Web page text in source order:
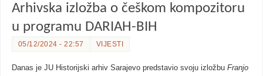
Arhivska izložba o češkom kompozitoru
u programu DARIAH-BIH
05/12/2024 - 22:57 VIJESTI
Danas je JU Historijski arhiv Sarajevo predstavio svoju izložbu Franjo